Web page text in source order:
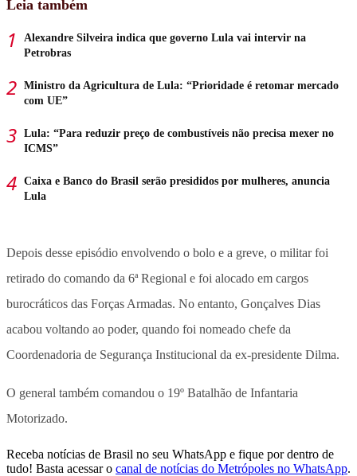
Leia também
Alexandre Silveira indica que governo Lula vai intervir na
Petrobras
Ministro da Agricultura de Lula: “Prioridade é retomar mercado
com UE”
Lula: “Para reduzir preço de combustíveis não precisa mexer no
ICMS”
Caixa e Banco do Brasil serão presididos por mulheres, anuncia
Lula
Depois desse episódio envolvendo o bolo e a greve, o militar foi
retirado do comando da 6ª Regional e foi alocado em cargos
burocráticos das Forças Armadas. No entanto, Gonçalves Dias
acabou voltando ao poder, quando foi nomeado chefe da
Coordenadoria de Segurança Institucional da ex-presidente Dilma.
O general também comandou o 19º Batalhão de Infantaria
Motorizado.
Receba notícias de Brasil no seu WhatsApp e fique por dentro de
tudo! Basta acessar o canal de notícias do Metrópoles no WhatsApp.